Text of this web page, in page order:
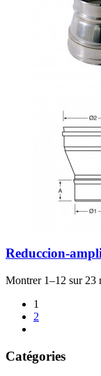
Reduccion-
Montrer 1–12 sur 23
1
2
Catégories